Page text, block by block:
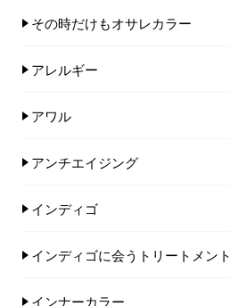
その時だけもオサレカラー
アレルギー
アワル
アンチエイジング
インディゴ
インディゴに会うトリートメント
インナーカラー